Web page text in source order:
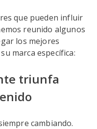
que pueden influir
reunido algunos
los mejores
marca específica:
triunfa
cambiando.